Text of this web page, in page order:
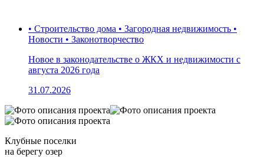
• Строительство дома • Загородная недвижимость •
Новости • Законотворчество
Новое в законодательстве о ЖКХ и недвижимости с
августа 2026 года
31.07.2026
Клубные поселки
на берегу озер